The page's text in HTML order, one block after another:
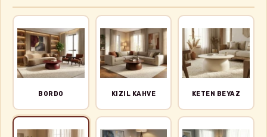
BORDO KIZIL KAHVE KETEN BEYAZ